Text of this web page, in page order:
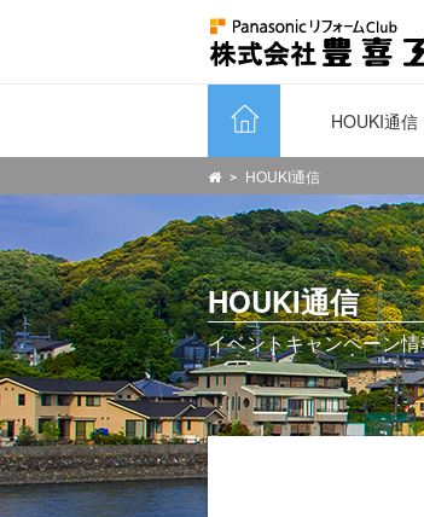
HOUKI通信
HOUKI通信
HOUKI通信
イベントキャンペーン